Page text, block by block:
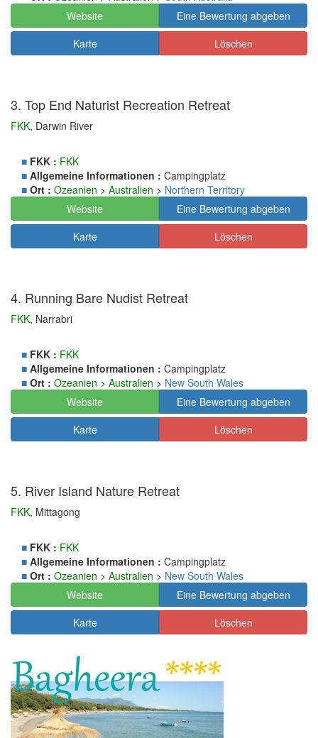
Website
Eine Bewertung abgeben
Karte
Löschen
3. Top End Naturist Recreation Retreat
FKK, Darwin River
■ FKK : FKK
■ Allgemeine Informationen : Campingplatz
■ Ort : Ozeanien > Australien > Northern Territory
Website
Eine Bewertung abgeben
Karte
Löschen
4. Running Bare Nudist Retreat
FKK, Narrabri
■ FKK : FKK
■ Allgemeine Informationen : Campingplatz
■ Ort : Ozeanien > Australien > New South Wales
Website
Eine Bewertung abgeben
Karte
Löschen
5. River Island Nature Retreat
FKK, Mittagong
■ FKK : FKK
■ Allgemeine Informationen : Campingplatz
■ Ort : Ozeanien > Australien > New South Wales
Website
Eine Bewertung abgeben
Karte
Löschen